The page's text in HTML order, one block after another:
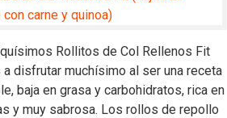
Rollitos de Col Rellenos Fit
disfrutar muchísimo al ser una receta
baja en grasa y carbohidratos, rica en
y muy sabrosa. Los rollos de repollo